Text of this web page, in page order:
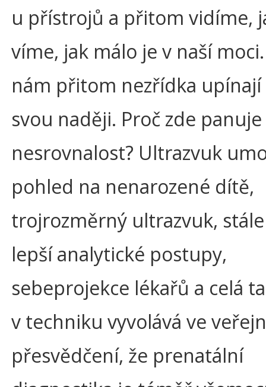
u přístrojů a přitom vidíme,
víme, jak málo je v naší
nám přitom nezřídka upínají
svou naději. Proč zde
nesrovnalost? Ultrazvuk
pohled na nenarozené dítě,
trojrozměrný ultrazvuk,
lepší analytické postupy,
sebeprojekce lékařů a celá
v techniku vyvolává ve
přesvědčení, že prenatální